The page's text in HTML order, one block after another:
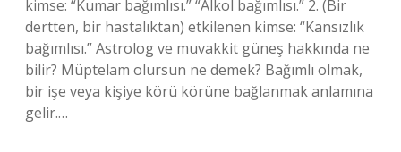
kimse: “Kumar bağımlısı.” “Alkol bağımlısı.” 2. (Bir
dertten, bir hastalıktan) etkilenen kimse: “Kansızlık
bağımlısı.” Astrolog ve muvakkit güneş hakkında ne
bilir? Müptelam olursun ne demek? Bağımlı olmak,
bir işe veya kişiye körü körüne bağlanmak anlamına
gelir.…